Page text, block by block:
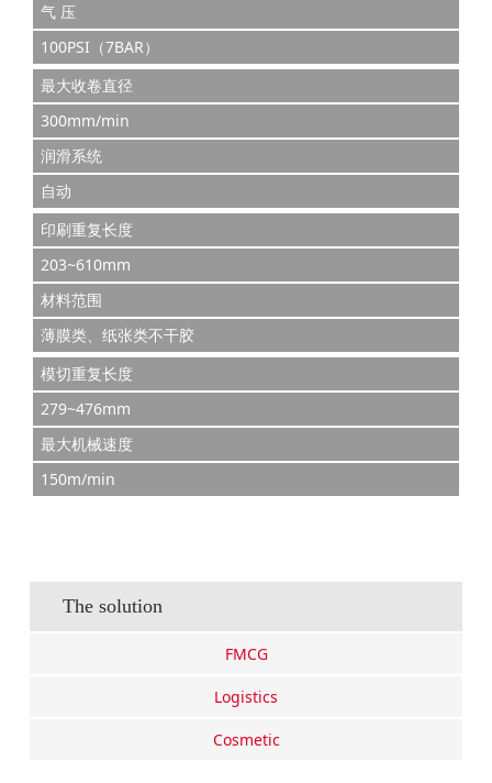
气 压
100PSI（7BAR）
最大收卷直径
300mm/min
润滑系统
自动
印刷重复长度
203~610mm
材料范围
薄膜类、纸张类不干胶
模切重复长度
279~476mm
最大机械速度
150m/min
The solution
FMCG
Logistics
Cosmetic